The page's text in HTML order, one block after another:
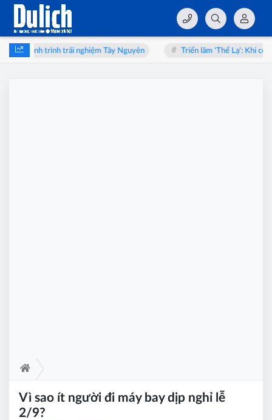
đến hành trình trải nghiệm Tây Nguyên Triển lãm 'Thể Lạ': Khi con
Vì sao ít người đi máy bay dịp nghỉ lễ
2/9?